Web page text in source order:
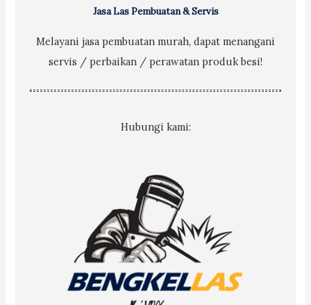
Jasa Las Pembuatan & Servis
Melayani jasa pembuatan murah, dapat menangani
servis / perbaikan / perawatan produk besi!
Hubungi kami: